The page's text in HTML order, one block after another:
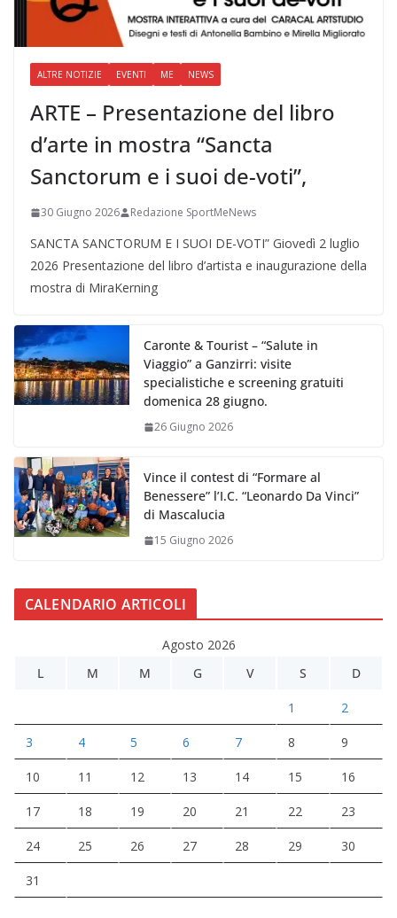
ALTRE NOTIZIE EVENTI ME NEWS
ARTE – Presentazione del libro
d’arte in mostra “Sancta
Sanctorum e i suoi de-voti”,
30 Giugno 2026 Redazione SportMeNews
SANCTA SANCTORUM E I SUOI DE-VOTI” Giovedì 2 luglio
2026 Presentazione del libro d’artista e inaugurazione della
mostra di MiraKerning
Caronte & Tourist – “Salute in
Viaggio” a Ganzirri: visite
specialistiche e screening gratuiti
domenica 28 giugno.
26 Giugno 2026
Vince il contest di “Formare al
Benessere” l’I.C. “Leonardo Da Vinci”
di Mascalucia
15 Giugno 2026
CALENDARIO ARTICOLI
Agosto 2026
L
M M G V S D
1 2
3 4 5 6 7 8 9
10 11 12 13 14 15 16
17 18 19 20 21 22 23
24 25 26 27 28 29 30
31